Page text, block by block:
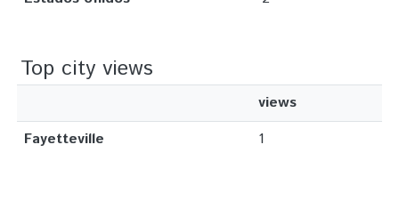
Top city views
views
Fayetteville
1